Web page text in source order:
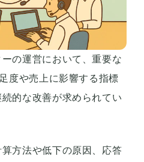
の運営において、重要な
度や売上に影響する指標
的な改善が求められてい
方法や低下の原因、応答